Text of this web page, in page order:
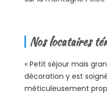
Nos locataires
« Petit séjour mais
décoration y est
méticuleusement